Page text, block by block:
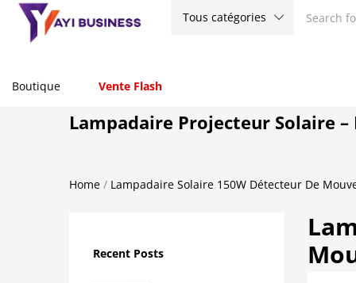
Tous catégories
Boutique Vente Flash
Lampadaire Projecteur Solaire
Home / Lampadaire Solaire 150W Détecteur De
Recent Posts